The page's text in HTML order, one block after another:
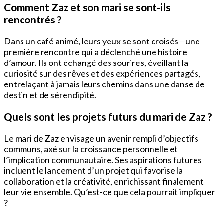
Comment Zaz et son mari se sont-ils
rencontrés ?
Dans un café animé, leurs yeux se sont croisés—une
première rencontre qui a déclenché une histoire
d’amour. Ils ont échangé des sourires, éveillant la
curiosité sur des rêves et des expériences partagés,
entrelaçant à jamais leurs chemins dans une danse de
destin et de sérendipité.
Quels sont les projets futurs du mari de Zaz ?
Le mari de Zaz envisage un avenir rempli d’objectifs
communs, axé sur la croissance personnelle et
l’implication communautaire. Ses aspirations futures
incluent le lancement d’un projet qui favorise la
collaboration et la créativité, enrichissant finalement
leur vie ensemble. Qu’est-ce que cela pourrait impliquer
?